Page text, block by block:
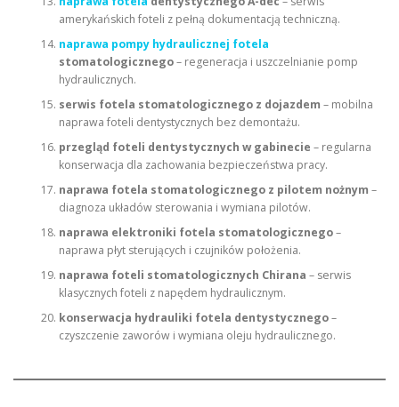
amerykańskich foteli z pełną dokumentacją techniczną.
naprawa pompy hydraulicznej fotela
stomatologicznego– regeneracja i uszczelnianie pomp
hydraulicznych.
serwis fotela stomatologicznego z dojazdem – mobilna
naprawa foteli dentystycznych bez demontażu.
przegląd foteli dentystycznych w gabinecie – regularna
konserwacja dla zachowania bezpieczeństwa pracy.
naprawa fotela stomatologicznego z pilotem nożnym –
diagnoza układów sterowania i wymiana pilotów.
naprawa elektroniki fotela stomatologicznego–
naprawa płyt sterujących i czujników położenia.
naprawa foteli stomatologicznych Chirana – serwis
klasycznych foteli z napędem hydraulicznym.
konserwacja hydrauliki fotela dentystycznego–
czyszczenie zaworów i wymiana oleju hydraulicznego.